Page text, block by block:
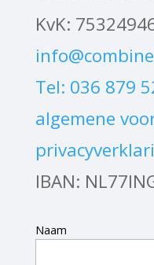
KvK:
Tel: 036 879
algemene
IBAN:
Naam